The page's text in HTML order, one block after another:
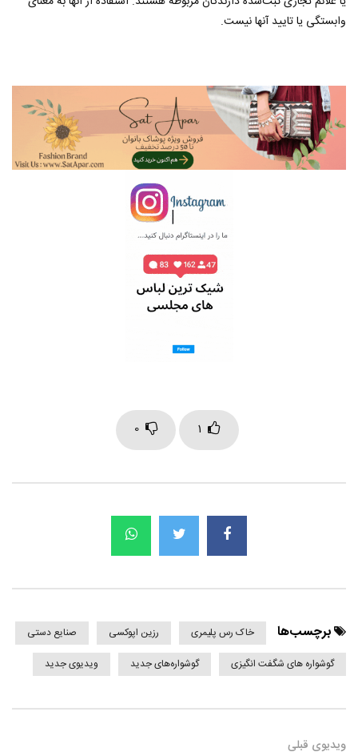
وابستگی یا تایید آنها نیست.
1
0
برچسب‌ها خاک رس پلیمری رزین اپوکسی
صنایع دستی
گوشواره های شگفت انگیزی
گوشواره‌های جدید ویدیوی جدید
ویدیوی قبلی